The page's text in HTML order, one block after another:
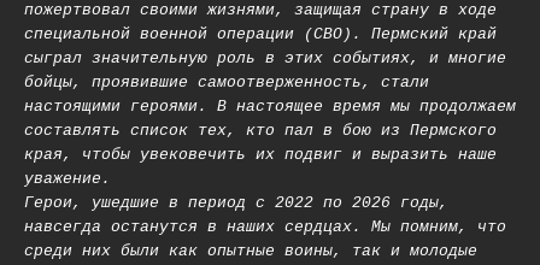
пожертвовал своими жизнями, защищая страну в ходе
специальной военной операции (СВО). Пермский край
сыграл значительную роль в этих событиях, и многие
бойцы, проявившие самоотверженность, стали
настоящими героями. В настоящее время мы продолжаем
составлять список тех, кто пал в бою из Пермского
края, чтобы увековечить их подвиг и выразить наше
уважение.
Герои, ушедшие в период с 2022 по 2026 годы,
навсегда останутся в наших сердцах. Мы помним, что
среди них были как опытные воины, так и молодые